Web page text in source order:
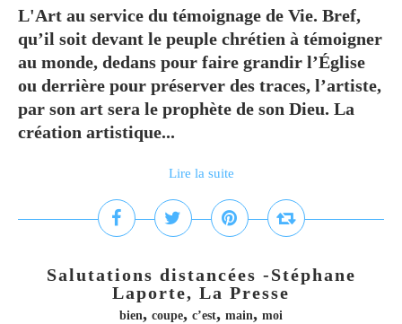
L'Art au service du témoignage de Vie. Bref,
qu’il soit devant le peuple chrétien à témoigner
au monde, dedans pour faire grandir l’Église
ou derrière pour préserver des traces, l’artiste,
par son art sera le prophète de son Dieu. La
création artistique...
Lire la suite
Salutations distancées -Stéphane
Laporte, La Presse
bien, coupe, c’est, main, moi